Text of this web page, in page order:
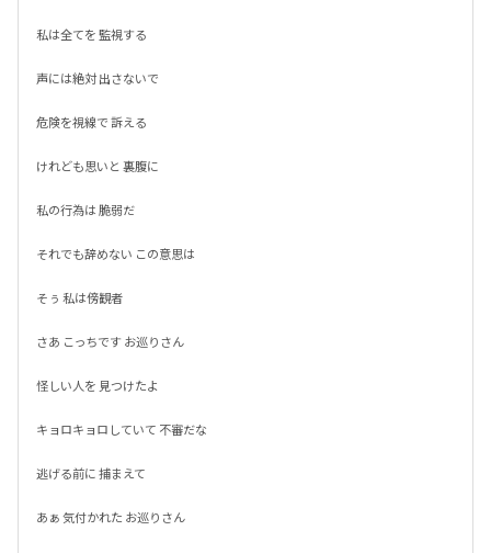
私は全てを 監視する
声には絶対 出さないで
危険を視線で 訴える
けれども思いと 裏腹に
私の行為は 脆弱だ
それでも辞めない この意思は
そぅ 私は傍観者
さあ こっちです お巡りさん
怪しい人を 見つけたよ
キョロキョロしていて 不審だな
逃げる前に 捕まえて
あぁ 気付かれた お巡りさん